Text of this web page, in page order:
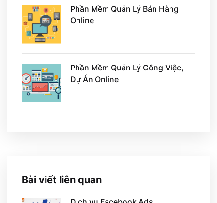
Phần Mềm Quản Lý Bán Hàng
Online
Phần Mềm Quản Lý Công Việc,
Dự Án Online
Bài viết liên quan